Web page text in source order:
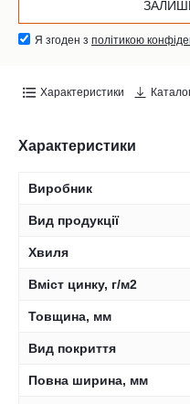
Я згоден з політикою
Характеристики
Характеристики
Виробник
Вид продукції
Хвиля
Вміст цинку, г/м2
Товщина, мм
Вид покриття
Повна ширина, мм